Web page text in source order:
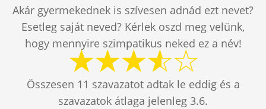
Akár gyermekednek is szívesen adnád ezt nevet?
Esetleg saját neved? Kérlek oszd meg velünk,
hogy mennyire szimpatikus neked ez a név!
Összesen 11 szavazatot adtak le eddig és a
szavazatok átlaga jelenleg 3.6.